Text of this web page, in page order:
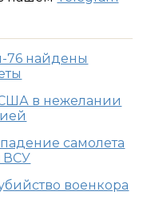
76 найдены
в нежелании
самолета
ВСУ
военкора